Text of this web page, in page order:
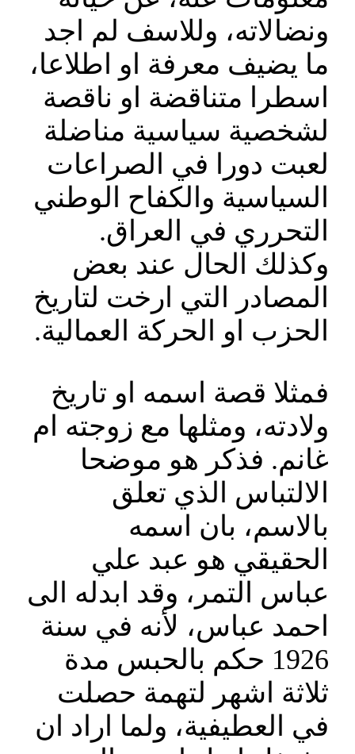
ونضالاته، وللاسف لم اجد
ما يضيف معرفة او اطلاعا،
اسطرا متناقضة او ناقصة
لشخصية سياسية مناضلة
لعبت دورا في الصراعات
السياسية والكفاح الوطني
التحرري في العراق.
وكذلك الحال عند بعض
المصادر التي ارخت لتاريخ
الحزب او الحركة العمالية.
فمثلا قصة اسمه او تاريخ
ولادته، ومثلها مع زوجته ام
غانم. فذكر هو موضحا
الالتباس الذي تعلق
بالاسم، بان اسمه
الحقيقي هو عبد علي
عباس التمر، وقد ابدله الى
احمد عباس، لأنه في سنة
1926 حكم بالحبس مدة
ثلاثة اشهر لتهمة حصلت
في العطيفية، ولما اراد ان